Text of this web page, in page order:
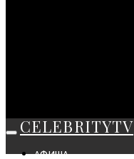
CELEBRITYTV
АФИША